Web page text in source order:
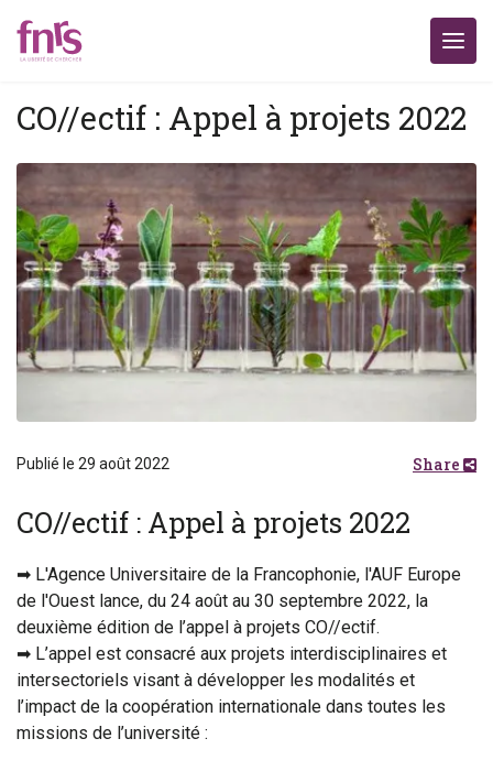
CO//ectif : Appel à projets 2022
Publié le 29 août 2022 Share
CO//ectif : Appel à projets 2022
➡ L'Agence Universitaire de la Francophonie, l'AUF Europe
de l'Ouest lance, du 24 août au 30 septembre 2022, la
deuxième édition de l’appel à projets CO//ectif.
➡ L’appel est consacré aux projets interdisciplinaires et
intersectoriels visant à développer les modalités et
l’impact de la coopération internationale dans toutes les
missions de l’université :